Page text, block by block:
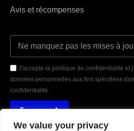
We value your privacy
Avis et récompenses
J'accepte la politique de confidentialité et
données personnelles aux fins spécifiées
confidentialité.
Envoyer